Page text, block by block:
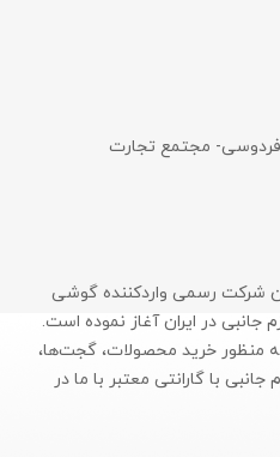
فردوسی- مجتمع تجارت
شرکت رسمی وارد‌کننده گوشی
جانبی در ایران آغاز نموده است.
منظور خرید محصولات، گجت‌ها،
با گارانتی معتبر با ما در